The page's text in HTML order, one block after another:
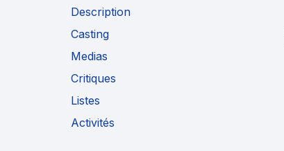
Description
Casting
Medias
Critiques
Listes
Activités